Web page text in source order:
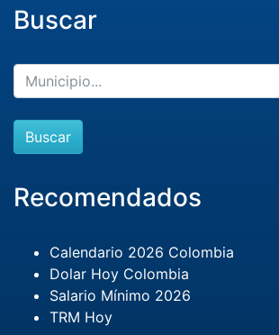
Buscar
Buscar
Recomendados
Calendario 2026 Colombia
Dolar Hoy Colombia
Salario Mínimo 2026
TRM Hoy